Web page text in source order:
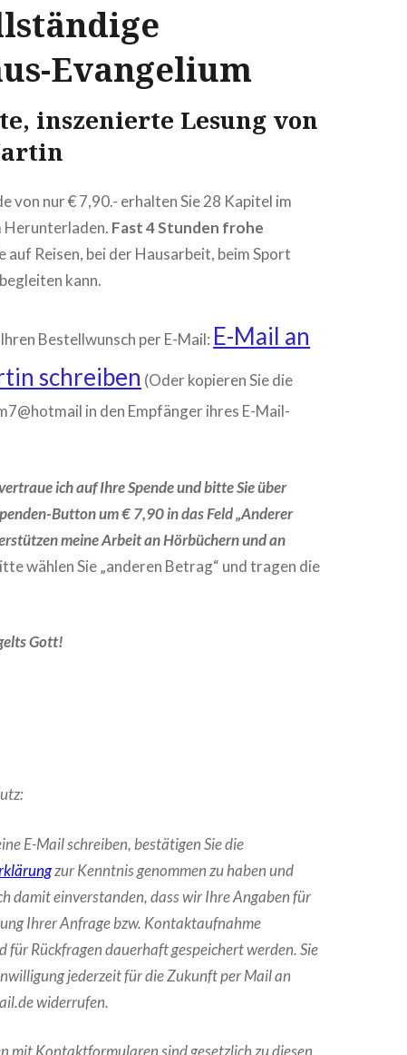
Evangelium
inszenierte Lesung von
von nur € 7,90.- erhalten Sie 28 Kapitel im
Herunterladen. Fast 4 Stunden frohe
auf Reisen, bei der Hausarbeit, beim Sport
kann.
Bestellwunsch per E-Mail: E-Mail an
schreiben (Oder kopieren Sie die
in den Empfänger ihres E-Mail-
ich auf Ihre Spende und bitte Sie über
Button um € 7,90 in das Feld „Anderer
meine Arbeit an Hörbüchern und an
wählen Sie „anderen Betrag“ und tragen die
Gott!
E-Mail schreiben, bestätigen Sie die
zur Kenntnis genommen zu haben und
damit einverstanden, dass wir Ihre Angaben für
Ihrer Anfrage bzw. Kontaktaufnahme
für Rückfragen dauerhaft gespeichert werden. Sie
jederzeit für die Zukunft per Mail an
widerrufen.